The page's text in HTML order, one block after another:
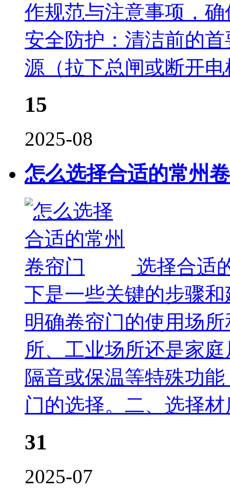
作规范与注意事项，
安全防护：清洁前的
源（拉下总闸或断开
15
2025-08
怎么选择合适的常州
选择合适
下是一些关键的步骤
明确卷帘门的使用场
所、工业场所还是家
隔音或保温等特殊功
门的选择。二、选择
31
2025-07